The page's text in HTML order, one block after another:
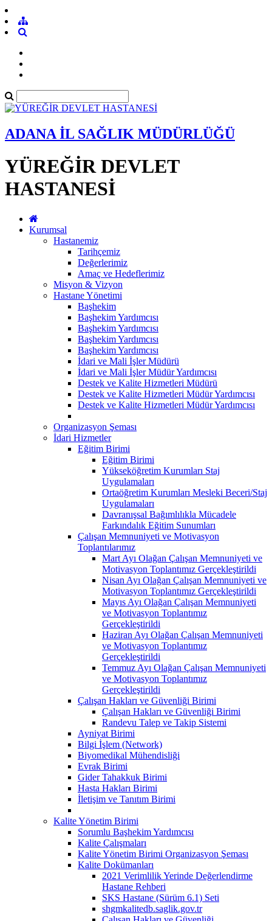
ADANA İL SAĞLIK MÜDÜRLÜĞÜ
YÜREĞİR DEVLET
HASTANESİ
Kurumsal
Hastanemiz
Tarihçemiz
Değerlerimiz
Amaç ve Hedeflerimiz
Misyon & Vizyon
Hastane Yönetimi
Başhekim
Başhekim Yardımcısı
Başhekim Yardımcısı
Başhekim Yardımcısı
Başhekim Yardımcısı
İdari ve Mali İşler Müdürü
İdari ve Mali İşler Müdür Yardımcısı
Destek ve Kalite Hizmetleri Müdürü
Destek ve Kalite Hizmetleri Müdür Yardımcısı
Destek ve Kalite Hizmetleri Müdür Yardımcısı
Organizasyon Şeması
İdari Hizmetler
Eğitim Birimi
Eğitim Birimi
Yükseköğretim Kurumları Staj
Uygulamaları
Ortaöğretim Kurumları Mesleki Beceri/Staj
Uygulamaları
Davranışsal Bağımlılıkla Mücadele
Farkındalık Eğitim Sunumları
Çalışan Memnuniyeti ve Motivasyon
Toplantılarımız
Mart Ayı Olağan Çalışan Memnuniyeti ve
Motivasyon Toplantımız Gerçekleştirildi
Nisan Ayı Olağan Çalışan Memnuniyeti ve
Motivasyon Toplantımız Gerçekleştirildi
Mayıs Ayı Olağan Çalışan Memnuniyeti
ve Motivasyon Toplantımız
Gerçekleştirildi
Haziran Ayı Olağan Çalışan Memnuniyeti
ve Motivasyon Toplantımız
Gerçekleştirildi
Temmuz Ayı Olağan Çalışan Memnuniyeti
ve Motivasyon Toplantımız
Gerçekleştirildi
Çalışan Hakları ve Güvenliği Birimi
Çalışan Hakları ve Güvenliği Birimi
Randevu Talep ve Takip Sistemi
Ayniyat Birimi
Bilgi İşlem (Network)
Biyomedikal Mühendisliği
Evrak Birimi
Gider Tahakkuk Birimi
Hasta Hakları Birimi
İletişim ve Tanıtım Birimi
Kalite Yönetim Birimi
Sorumlu Başhekim Yardımcısı
Kalite Çalışmaları
Kalite Yönetim Birimi Organizasyon Şeması
Kalite Dokümanları
2021 Verimlilik Yerinde Değerlendirme
Hastane Rehberi
SKS Hastane (Sürüm 6.1) Seti
shgmkalitedb.saglik.gov.tr